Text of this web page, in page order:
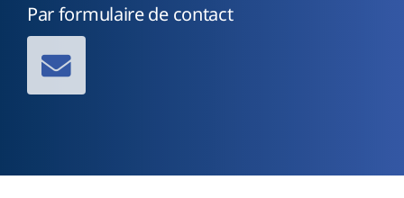
Par formulaire de contact